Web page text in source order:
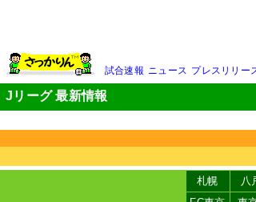
試合速報 ニュース プレスリリー
Jリーグ 最新情報
札幌 八